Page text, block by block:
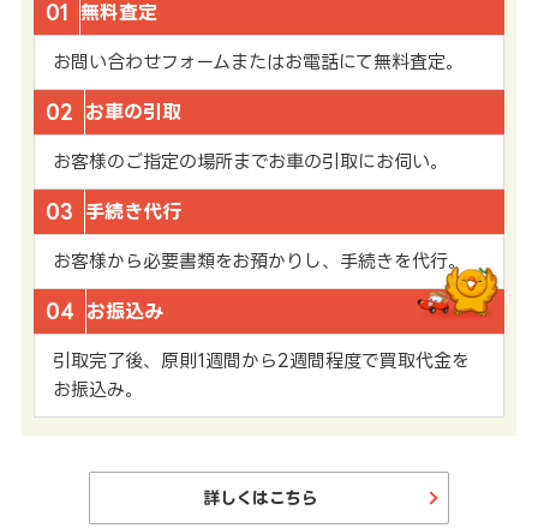
01 無料査定
お問い合わせフォームまたはお電話にて無料査定。
02 お車の引取
お客様のご指定の場所までお車の引取にお伺い。
03 手続き代行
お客様から必要書類をお預かりし、手続きを代行。
04 お振込み
引取完了後、原則1週間から2週間程度で買取代金を
お振込み。
詳しくはこちら